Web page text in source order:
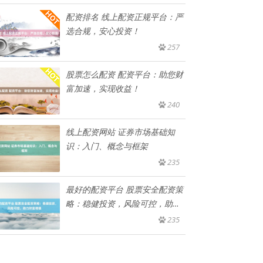
配资排名 线上配资正规平台：严
选合规，安心投资！
257
股票怎么配资 配资平台：助您财
富加速，实现收益！
240
线上配资网站 证券市场基础知
识：入门、概念与框架
235
最好的配资平台 股票安全配资策
略：稳健投资，风险可控，助力
235